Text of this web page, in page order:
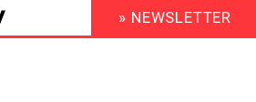
HEADER
MENU
» NEWSLETTER